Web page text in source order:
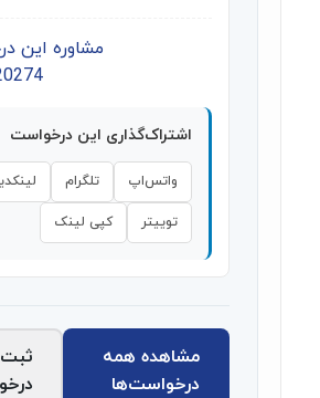
مشاوره این
اشتراک‌گذاری این درخواست
واتس‌اپ تلگرام
توییتر کپی لینک
مشاهده همه
درخواست‌ها
ثبت